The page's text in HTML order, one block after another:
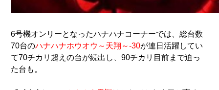
6号機オンリーとなったハナハナコーナーでは、総台数
70台のハナハナホウオウ～天翔～-30が連日活躍してい
て70チカリ超えの台が続出し、90チカリ目前まで迫っ
た台も。